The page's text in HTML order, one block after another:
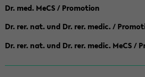
Dr. med. MeCS / Promotion
Dr. rer. nat. und Dr. rer. medic. /
Dr. rer. nat. und Dr. rer. medic. MeCS /